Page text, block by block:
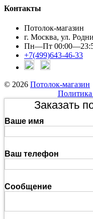
Контакты
Потолок-магазин
г. Москва, ул.
Пн—Пт
+7(499)643-46-33
© 2026 Потолок-магазин
Политика
Заказать
Ваше имя
Ваш телефон
Сообщение